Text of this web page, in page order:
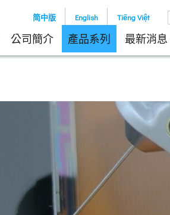
简中版 English Tiếng Việt
公司簡介 產品系列 最新消息